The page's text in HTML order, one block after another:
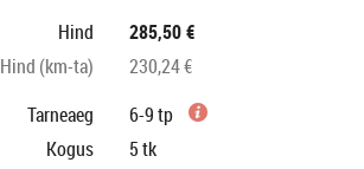
Hind
285,50 €
Hind (km-ta)
230,24 €
Tarneaeg
6-9 tp
Kogus
5tk